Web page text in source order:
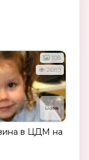
2689
108
в ЦДМ на